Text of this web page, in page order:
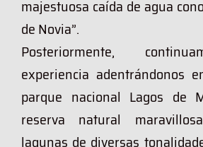
majestuosa caída de agua
de Novia”.
Posteriormente,
experiencia adentrándonos
parque nacional Lagos de
reserva natural
lagunas de diversas